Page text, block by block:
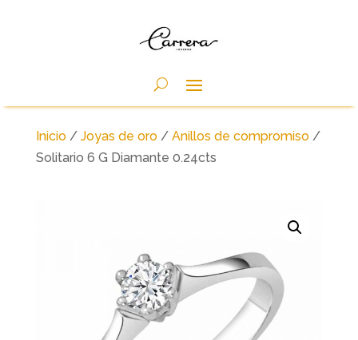
Inicio/ Joyas de oro/ Anillos de compromiso/
Solitario 6 G Diamante 0.24cts